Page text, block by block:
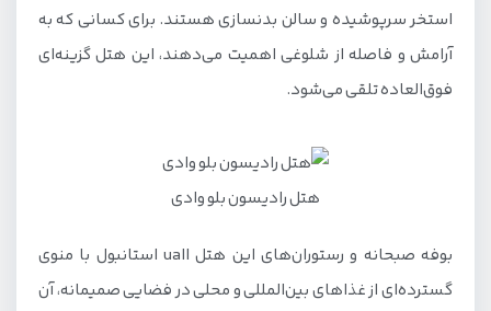
استخر سرپوشیده و سالن بدنسازی هستند. برای کسانی که به
آرامش و فاصله از شلوغی اهمیت می‌دهند، این هتل گزینه‌ای
فوق‌العاده تلقی می‌شود.
هتل رادیسون بلو وادی
بوفه صبحانه و رستوران‌های این هتل uall استانبول با منوی
گسترده‌ای از غذاهای بین‌المللی و محلی در فضایی صمیمانه، آن